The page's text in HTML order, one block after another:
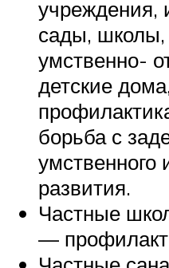
учреждения,
сады, школы,
умственно-
детские
борьба с
умственного
развития.
Частные
—